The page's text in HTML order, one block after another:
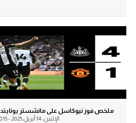
ملخص فوز نيوكاسل على مانشستر يونايتد 4-1 (الدوري الإنجليزي)
الإثنين، 14 أبريل 2025 - 00:15